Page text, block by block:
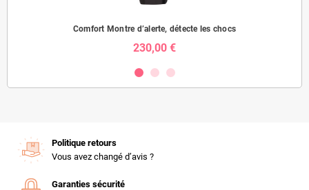
Comfort Montre d’alerte, détecte les chocs
230,00 €
Politique retours
Vous avez changé d’avis ?
Garanties sécurité